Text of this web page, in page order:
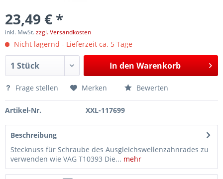
23,49 € *
inkl. MwSt.zzgl. Versandkosten
Nicht lagernd - Lieferzeit ca. 5 Tage
In den Warenkorb
Frage stellen Merken Bewerten
Artikel-Nr. XXL-117699
Beschreibung
Stecknuss für Schraube des Ausgleichswellenzahnrades zu
verwenden wie VAG T10393 Die... mehr